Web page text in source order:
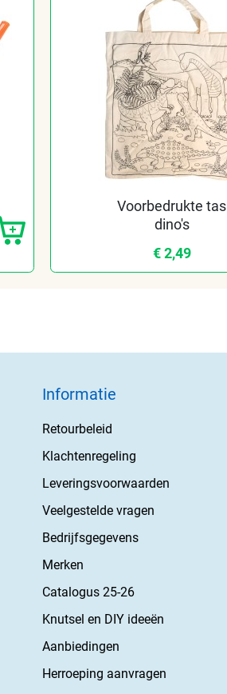
Voorbedrukte tas
dino's
€ 2,49
Informatie
Retourbeleid
Klachtenregeling
Leveringsvoorwaarden
Veelgestelde vragen
Bedrijfsgegevens
Merken
Catalogus 25-26
Knutsel en DIY ideeën
Aanbiedingen
Herroeping aanvragen